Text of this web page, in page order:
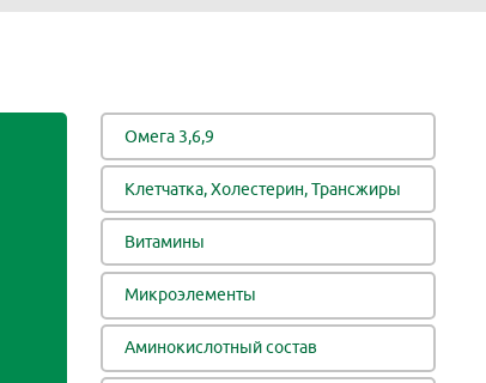
Омега 3,6,9
Клетчатка, Холестерин, Трансжиры
Витамины
Микроэлементы
Аминокислотный состав